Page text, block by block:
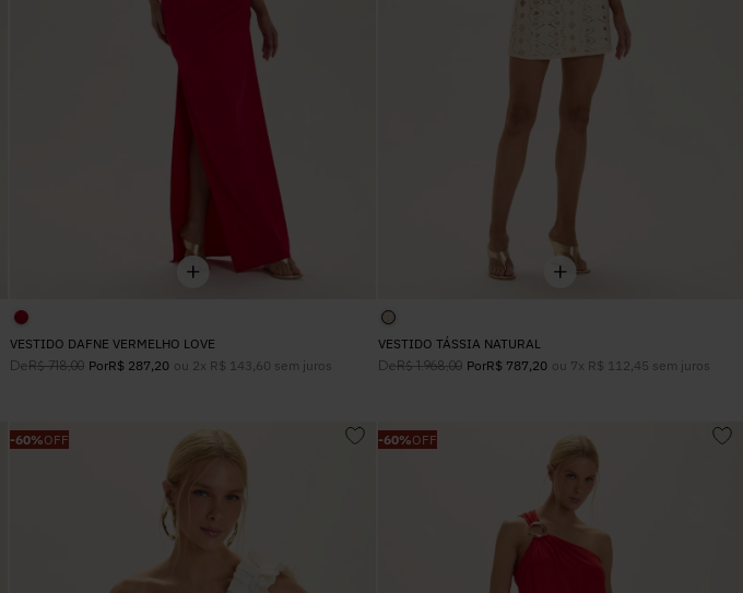
VESTIDO DAFNE VERMELHO LOVE
DeR$ 718,00 PorR$ 287,20 ou 2x R$ 143 60 sem juros
VESTIDO TÁSSIA NATURAL
DeR$ 1.968,00 PorR$ 787,20 ou 7x R$ 112 45 sem juros
-60%OFF -60%OFF